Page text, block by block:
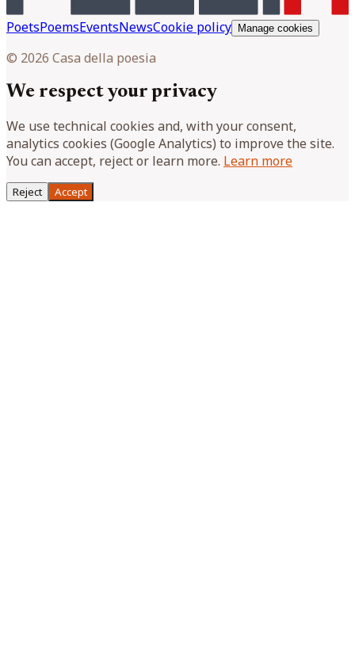
PoetsPoemsEventsNewsCookie policy Manage cookies
© 2026 Casa della poesia
We respect your privacy
We use technical cookies and, with your consent,
analytics cookies (Google Analytics) to improve the site.
You can accept, reject or learn more. Learn more
Reject Accept